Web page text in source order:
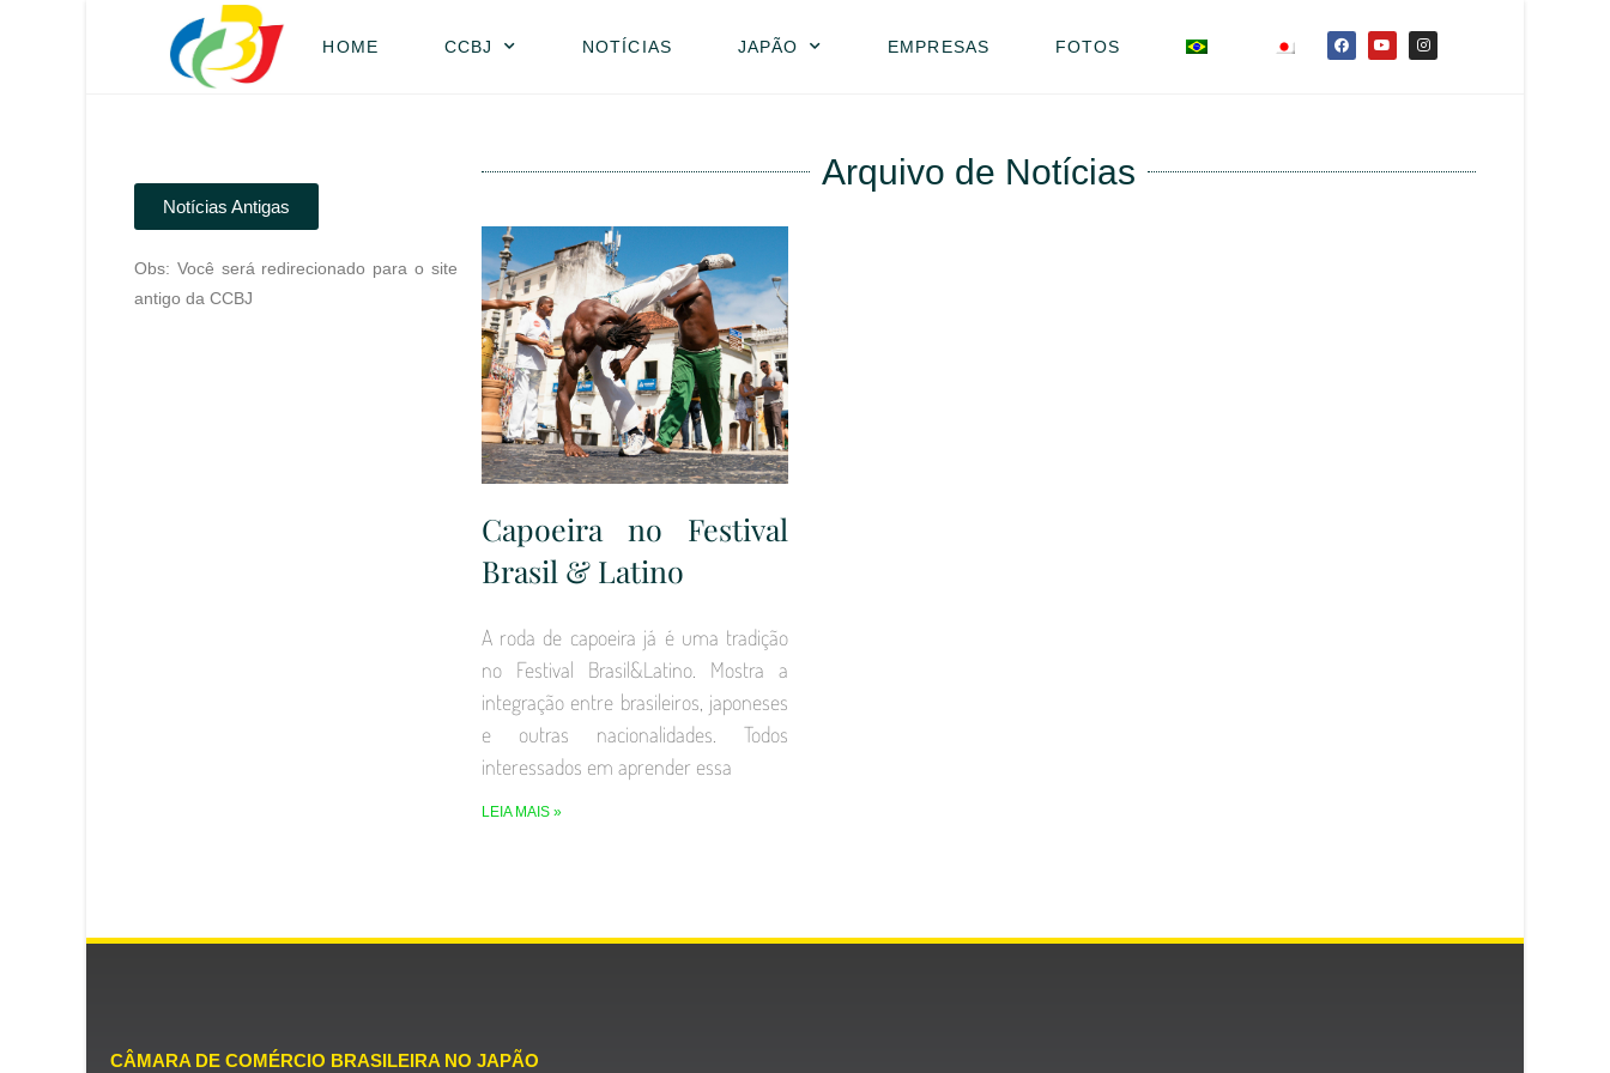
HOME CCBJ NOTÍCIAS JAPÃO EMPRESAS FOTOS
Notícias Antigas
Obs: Você será redirecionado para o site
antigo da CCBJ
Arquivo de Notícias
Capoeira no Festival
Brasil & Latino
A roda de capoeira já é uma tradição
no Festival Brasil&Latino. Mostra a
integração entre brasileiros, japoneses
e outras nacionalidades. Todos
interessados em aprender essa
LEIA MAIS »
CÂMARA DE COMÉRCIO BRASILEIRA NO JAPÃO